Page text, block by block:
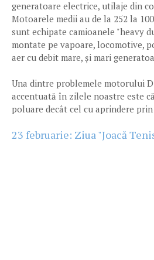
generatoare electrice, utilaje din
Motoarele medii au de la 252 la
sunt echipate camioanele "heavy
montate pe vapoare, locomotive,
aer cu debit mare, și mari
Una dintre problemele motorului
accentuată în zilele noastre este
poluare decât cel cu aprindere
23 februarie: Ziua "Joacă